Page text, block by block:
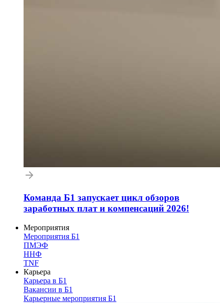
Команда Б1 запускает цикл обзоров
заработных плат и компенсаций 2026!
Мероприятия
Мероприятия Б1
ПМЭФ
ННФ
TNF
Карьера
Карьера в Б1
Вакансии в Б1
Карьерные мероприятия Б1